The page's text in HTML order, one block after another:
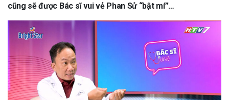
cũng sẽ được Bác sĩ vui vẻ Phan Sử “bật mí”…